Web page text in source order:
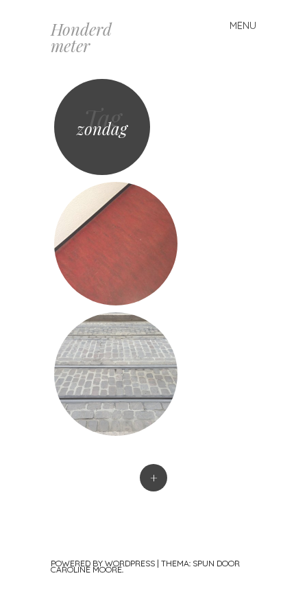
Honderd
meter
MENU
Spring
naar
Tag
zondag
+
POWERED BY WORDPRESS | THEMA: SPUN DOOR
CAROLINE MOORE